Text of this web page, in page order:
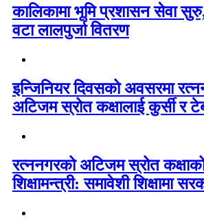
कालिकामा भूमि प्रशासन सेवा
वटा लालपुर्जा वितरण
इन्जिनियर दिवसको अवसरमा
अटिजम स्रोत कक्षालाई कुर्सी र
रत्ननगरको अटिजम स्रोत
शिक्षामन्त्री: समावेशी शिक्षामा